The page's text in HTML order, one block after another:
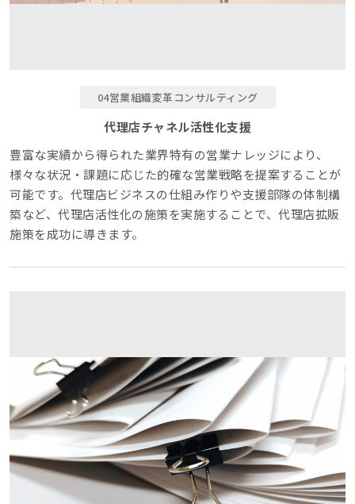
04営業組織変革コンサルティング
代理店チャネル活性化支援
豊富な実績から得られた業界特有の営業ナレッジにより、
様々な状況・課題に応じた的確な営業戦略を提案することが
可能です。代理店ビジネスの仕組み作りや支援部隊の体制構
築など、代理店活性化の施策を実施することで、代理店拡販
施策を成功に導きます。